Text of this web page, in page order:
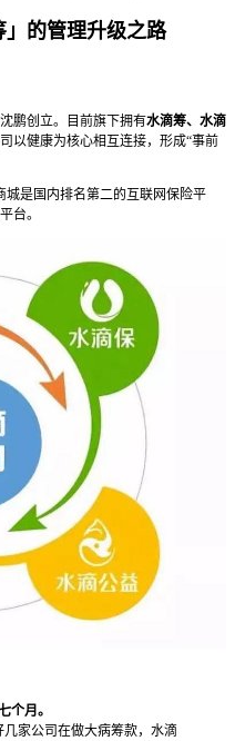
的管理升级之路
鹏创立。目前旗下拥有水滴筹、水滴
以健康为核心相互连接，形成“事前
城是国内排名第二的互联网保险平
台。
个月。
家公司在做大病筹款，水滴